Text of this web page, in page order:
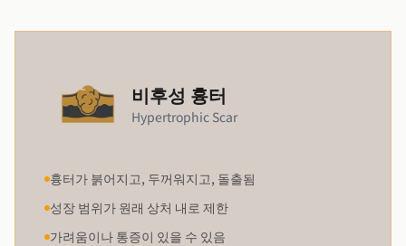
비후성 흉터
Hypertrophic Scar
흉터가 붉어지고, 두꺼워지고, 돌출됨
성장 범위가 원래 상처 내로 제한
가려움이나 통증이 있을 수 있음